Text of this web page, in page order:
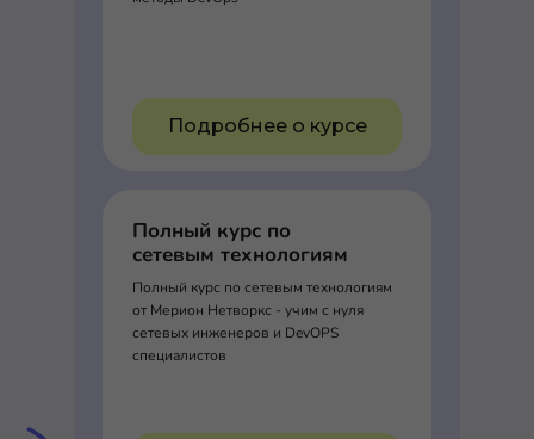
Подробнее о курсе
Полный курс по
сетевым технологиям
Полный курс по сетевым технологиям
от Мерион Нетворкс - учим с нуля
сетевых инженеров и DevOPS
специалистов